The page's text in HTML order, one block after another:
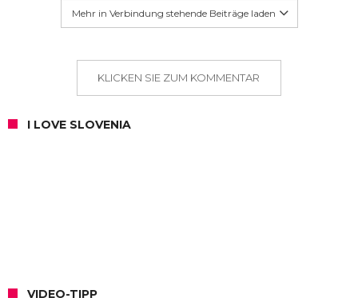
Mehr in Verbindung stehende Beiträge laden
KLICKEN SIE ZUM KOMMENTAR
I LOVE SLOVENIA
VIDEO-TIPP